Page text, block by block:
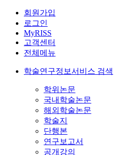
회원가입
로그인
MyRISS
고객센터
전체메뉴
학술연구정보서비스 검색
학위논문
국내학술논문
해외학술논문
학술지
단행본
연구보고서
공개강의